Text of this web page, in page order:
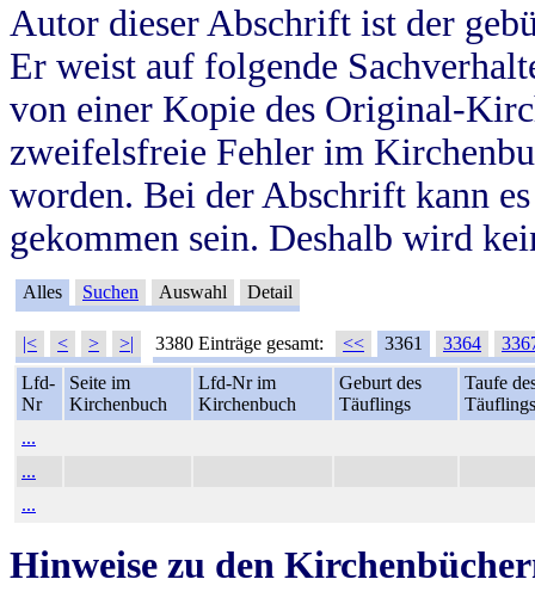
Autor dieser Abschrift ist der
Er weist auf folgende
von einer Kopie des Original-
zweifelsfreie Fehler im
worden. Bei der Abschrift kann
gekommen sein. Deshalb wird
Alles Suchen Auswahl Detail
|< < > >| 3380 Einträge gesamt: << 3361 3364
Lfd-
Nr
Seite im
Kirchenbuch
Lfd-Nr im
Kirchenbuch
Geburt des
Täuflings
Taufe
Täuflings
...
...
...
Hinweise zu den